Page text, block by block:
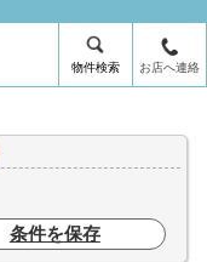
物件検索 お店へ連絡
条件を保存